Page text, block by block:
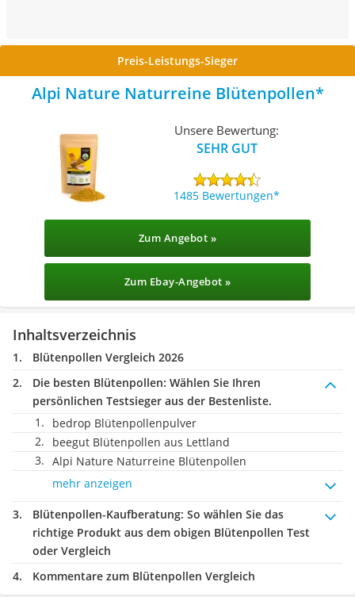
Preis-Leistungs-Sieger
Alpi Nature Naturreine Blütenpollen
Unsere Bewertung:
SEHR GUT
1485 Bewertungen
Zum Angebot »
Zum Ebay-Angebot »
Inhaltsverzeichnis
Blütenpollen Vergleich 2026
Die besten Blütenpollen: Wählen Sie Ihren
persönlichen Testsieger aus der Bestenliste.
bedrop Blütenpollenpulver
beegut Blütenpollen aus Lettland
Alpi Nature Naturreine Blütenpollen
mehr anzeigen
Blütenpollen-Kaufberatung: So wählen Sie das
richtige Produkt aus dem obigen Blütenpollen Test
oder Vergleich
Kommentare zum Blütenpollen Vergleich